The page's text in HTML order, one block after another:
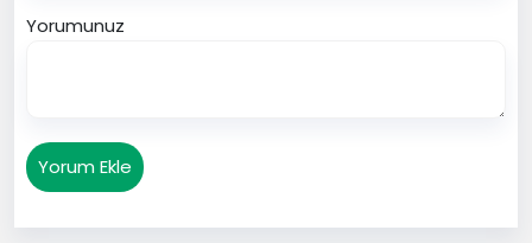
Yorumunuz
Yorum Ekle